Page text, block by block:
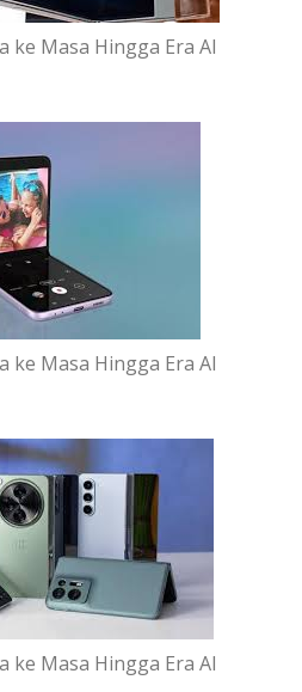
ke Masa Hingga Era AI
ke Masa Hingga Era AI
ke Masa Hingga Era AI